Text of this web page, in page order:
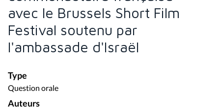
avec le Brussels Short Film
Festival soutenu par
l'ambassade d'Israël
Type
Question orale
Auteurs